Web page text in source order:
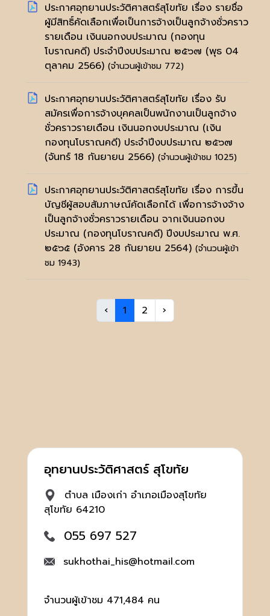
ประกาศอุทยานประวัติศาสตร์สุโขทัย เรื่อง รายชื่อ
ผู้มีสิทธิ์คัดเลือกเพื่อเป็นการจ้างเป็นลูกจ้างชั่วคราว
รายเดือน เงินนอกงบประมาณ (กองทุน
โบราณคดี) ประจำปีงบประมาณ ๒๕๖๗ (พุธ 04
ตุลาคม 2566) (จำนวนผู้เข้าชม 772)
ประกาศอุทยานประวัติศาสตร์สุโขทัย เรื่อง รับ
สมัครเพื่อการจ้างบุคคลเป็นพนักงานเป็นลูกจ้าง
ชั่วคราวรายเดือน เงินนอกงบประมาณ (เงิน
กองทุนโบราณคดี) ประจำปีงบประมาณ ๒๕๖๗
(จันทร์ 18 กันยายน 2566) (จำนวนผู้เข้าชม 1025)
ประกาศอุทยานประวัติศาสตร์สุโขทัย เรื่อง การขึ้น
บัญชีผู้สอบสัมภาษณ์คัดเลือกได้ เพื่อการจ้างจ้าง
เป็นลูกจ้างชั่วคราวรายเดือน จากเงินนอกงบ
ประมาณ (กองทุนโบราณคดี) ปีงบประมาณ พ.ศ.
๒๕๖๕ (อังคาร 28 กันยายน 2564) (จำนวนผู้เข้า
ชม 1943)
‹ 1 2 ›
อุทยานประวัติศาสตร์ สุโขทัย
ตำบล เมืองเก่า อำเภอเมืองสุโขทัย
สุโขทัย 64210
055 697 527
sukhothai_his@hotmail.com
จำนวนผู้เข้าชม 471,484 คน